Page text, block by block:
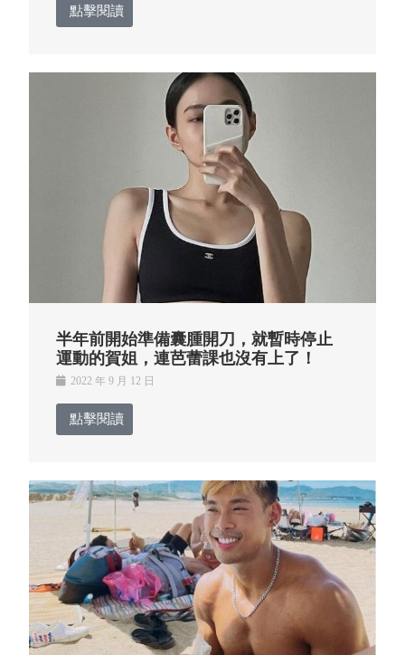
點擊閱讀
半年前開始準備囊腫開刀，就暫時停止
運動的賀姐，連芭蕾課也沒有上了！
2022 年 9 月 12 日
點擊閱讀